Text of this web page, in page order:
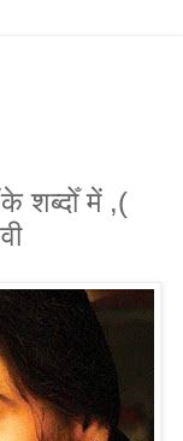
के शब्दोँ में ,(